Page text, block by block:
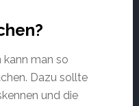
kann man so
Dazu sollte
und die